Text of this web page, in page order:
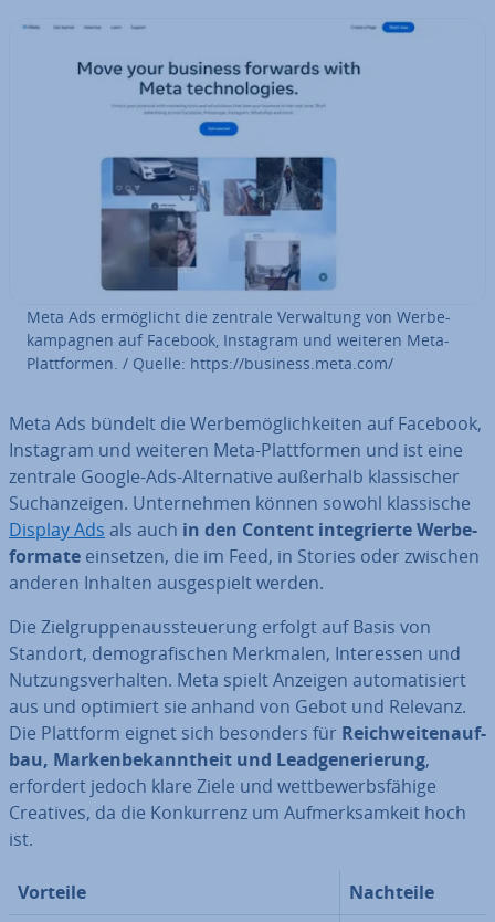
Meta Ads er­mög­licht die zentrale Ver­wal­tung von Wer­be­
kam­pa­gnen auf Facebook, Instagram und weiteren Meta-
Platt­for­men. / Quelle: https://business.meta.com/
Meta Ads bündelt die Wer­be­mög­lich­kei­ten auf Facebook,
Instagram und weiteren Meta-Platt­for­men und ist eine
zentrale Google-Ads-Al­ter­na­ti­ve außerhalb klas­si­scher
Such­an­zei­gen. Un­ter­neh­men können sowohl klas­si­sche
Display Ads als auch in den Content in­te­grier­te Wer­be­
for­ma­te einsetzen, die im Feed, in Stories oder zwischen
anderen Inhalten aus­ge­spielt werden.
Die Ziel­grup­pen­aus­steue­rung erfolgt auf Basis von
Standort, de­mo­gra­fi­schen Merkmalen, In­ter­es­sen und
Nut­zungs­ver­hal­ten. Meta spielt Anzeigen au­to­ma­ti­siert
aus und optimiert sie anhand von Gebot und Relevanz.
Die Plattform eignet sich besonders für Reich­wei­ten­auf­
bau, Mar­ken­be­kannt­heit und Lead­ge­ne­rie­rung,
erfordert jedoch klare Ziele und wett­be­werbs­fä­hi­ge
Creatives, da die Kon­kur­renz um Auf­merk­sam­keit hoch
ist.
Vorteile
Nachteile